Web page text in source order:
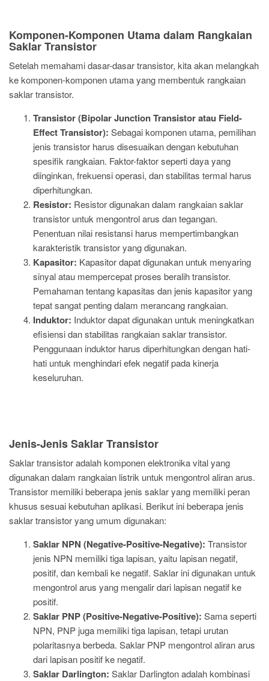
Komponen-Komponen Utama dalam Rangkaian
Saklar Transistor
Setelah memahami dasar-dasar transistor, kita akan melangkah
ke komponen-komponen utama yang membentuk rangkaian
saklar transistor.
Transistor (Bipolar Junction Transistor atau Field-
Effect Transistor): Sebagai komponen utama, pemilihan
jenis transistor harus disesuaikan dengan kebutuhan
spesifik rangkaian. Faktor-faktor seperti daya yang
diinginkan, frekuensi operasi, dan stabilitas termal harus
diperhitungkan.
Resistor: Resistor digunakan dalam rangkaian saklar
transistor untuk mengontrol arus dan tegangan.
Penentuan nilai resistansi harus mempertimbangkan
karakteristik transistor yang digunakan.
Kapasitor: Kapasitor dapat digunakan untuk menyaring
sinyal atau mempercepat proses beralih transistor.
Pemahaman tentang kapasitas dan jenis kapasitor yang
tepat sangat penting dalam merancang rangkaian.
Induktor: Induktor dapat digunakan untuk meningkatkan
efisiensi dan stabilitas rangkaian saklar transistor.
Penggunaan induktor harus diperhitungkan dengan hati-
hati untuk menghindari efek negatif pada kinerja
keseluruhan.
Jenis-Jenis Saklar Transistor
Saklar transistor adalah komponen elektronika vital yang
digunakan dalam rangkaian listrik untuk mengontrol aliran arus.
Transistor memiliki beberapa jenis saklar yang memiliki peran
khusus sesuai kebutuhan aplikasi. Berikut ini beberapa jenis
saklar transistor yang umum digunakan:
Saklar NPN (Negative-Positive-Negative): Transistor
jenis NPN memiliki tiga lapisan, yaitu lapisan negatif,
positif, dan kembali ke negatif. Saklar ini digunakan untuk
mengontrol arus yang mengalir dari lapisan negatif ke
positif.
Saklar PNP (Positive-Negative-Positive): Sama seperti
NPN, PNP juga memiliki tiga lapisan, tetapi urutan
polaritasnya berbeda. Saklar PNP mengontrol aliran arus
dari lapisan positif ke negatif.
Saklar Darlington: Saklar Darlington adalah kombinasi